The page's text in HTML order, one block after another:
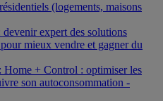
(logements, maisons
expert des solutions
mieux vendre et gagner du
Home + Control : optimiser les
son autoconsommation -